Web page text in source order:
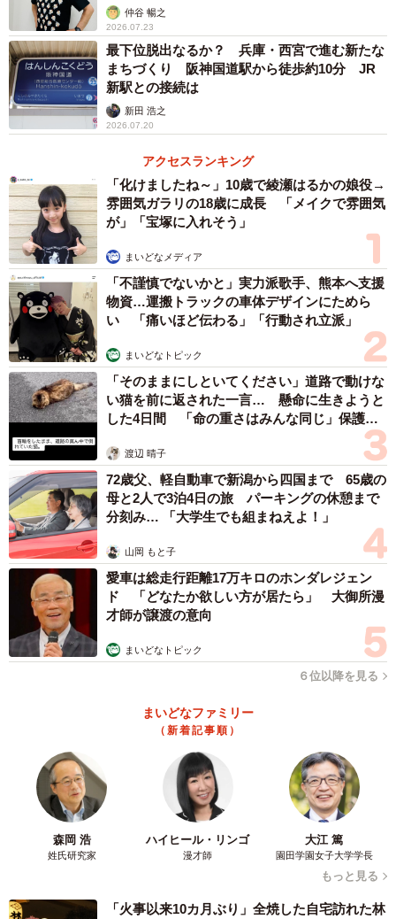
仲谷 暢之
2026.07.23
最下位脱出なるか？ 兵庫・西宮で進む新たな
まちづくり 阪神国道駅から徒歩約10分 JR
新駅との接続は
新田 浩之
2026.07.20
アクセスランキング
「化けましたね～」10歳で綾瀬はるかの娘役→
雰囲気ガラリの18歳に成長 「メイクで雰囲気
が」「宝塚に入れそう」
まいどなメディア
「不謹慎でないかと」実力派歌手、熊本へ支援
物資…運搬トラックの車体デザインにためら
い 「痛いほど伝わる」「行動され立派」
まいどなトピック
「そのままにしといてください」道路で動けな
い猫を前に返された一言… 懸命に生きようと
した4日間 「命の重さはみんな同じ」保護団
渡辺 晴子
72歳父、軽自動車で新潟から四国まで 65歳の
母と2人で3泊4日の旅 パーキングの休憩まで
分刻み… 「大学生でも組まねえよ！」
山岡 もと子
愛車は総走行距離17万キロのホンダレジェン
ド 「どなたか欲しい方が居たら」 大御所漫
才師が譲渡の意向
まいどなトピック
６位以降を見る
まいどなファミリー
（新着記事順）
森岡 浩
姓氏研究家
ハイヒール・リンゴ
漫才師
大江 篤
園田学園女子大学学長
もっと見る
「火事以来10カ月ぶり」全焼した自宅訪れた林